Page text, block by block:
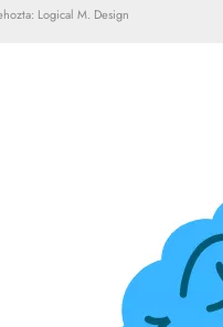
Logical M. Design